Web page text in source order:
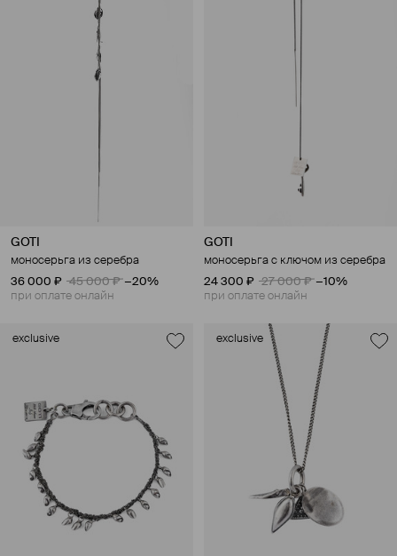
GOTI
моносерьга из серебра
36 000 ₽
45 000 ₽ −20%
при оплате онлайн
GOTI
моносерьга с ключом из серебра
24 300 ₽
27 000 ₽ −10%
при оплате онлайн
exclusive exclusive